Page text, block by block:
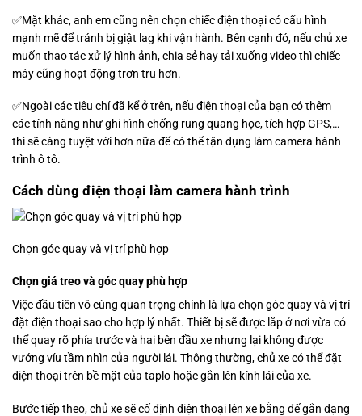
✅Mặt khác, anh em cũng nên chọn chiếc điện thoại có cấu hình
mạnh mẽ để tránh bị giật lag khi vận hành. Bên cạnh đó, nếu chủ xe
muốn thao tác xử lý hình ảnh, chia sẻ hay tải xuống video thì chiếc
máy cũng hoạt động trơn tru hơn.
✅Ngoài các tiêu chí đã kể ở trên, nếu điện thoại của bạn có thêm
các tính năng như ghi hình chống rung quang học, tích hợp GPS,…
thì sẽ càng tuyệt vời hơn nữa để có thể tận dụng làm camera hành
trình ô tô.
Cách dùng điện thoại làm camera hành trình
Chọn góc quay và vị trí phù hợp
Chọn giá treo và góc quay phù hợp
Việc đầu tiên vô cùng quan trọng chính là lựa chọn góc quay và vị trí
đặt điện thoại sao cho hợp lý nhất. Thiết bị sẽ được lắp ở nơi vừa có
thể quay rõ phía trước và hai bên đầu xe nhưng lại không được
vướng víu tầm nhìn của người lái. Thông thường, chủ xe có thể đặt
điện thoại trên bề mặt của taplo hoặc gắn lên kính lái của xe.
Bước tiếp theo, chủ xe sẽ cố định điện thoại lên xe bằng đế gắn dạng